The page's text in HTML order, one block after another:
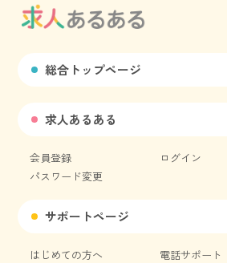
総合トップページ
求人あるある
会員登録
ログイン
パスワード変更
サポートページ
はじめての方へ
電話サポート